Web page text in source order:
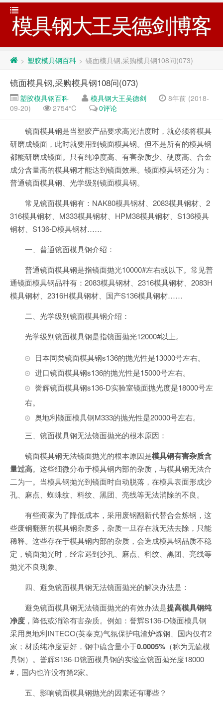
模具钢大王吴德剑博客
> 塑胶模具钢百科 > 镜面模具钢,采购模具钢108问(073)
镜面模具钢,采购模具钢108问(073)
塑胶模具钢百科 模具钢大王吴德剑
8年前 (2018-
09-20)
2754℃ 0评论
镜面模具钢是当塑胶产品要求高光洁度时，就必须将模具
研磨成镜面，此时就要用到镜面模具钢。但不是所有的模具钢
都能研磨成镜面。只有纯净度高、有害杂质少、硬度高、合金
成分含量高的模具钢才能达到镜面效果。镜面模具钢还分为：
普通镜面模具钢、光学级别镜面模具钢。
常见镜面模具钢有：NAK80模具钢材、2083模具钢材、2
316模具钢材、M333模具钢材、HPM38模具钢材、S136模具
钢材、S136-D模具钢材……
一、普通镜面模具钢介绍：
普通镜面模具钢是指镜面抛光10000#左右或以下。常见普
通镜面模具钢品种有：2083模具钢材、2316模具钢材、2083H
模具钢材、2316H模具钢材、国产S136模具钢材……
二、光学级别镜面模具钢介绍：
光学级别镜面模具钢是指镜面抛光12000#以上。
日本同类镜面模具钢s136的抛光性是13000号左右。
进口镜面模具钢s136的抛光性是15000号左右。
誉辉镜面模具钢s136-D实验室镜面抛光度是18000号左
右。
奥地利镜面模具钢M333的抛光性是20000号左右。
三、镜面模具钢无法镜面抛光的根本原因：
镜面模具钢无法镜面抛光的根本原因是模具钢有害杂质含
量过高。这些细微分布于模具钢内部的杂质，与模具钢无法合
二为一。当模具钢抛光到镜面时自动脱落，在模具表面形成沙
孔、麻点、蜘蛛纹、料纹、黑团、亮线等无法消除的不良。
有些商家为了降低成本，采用废钢翻新代替合金炼钢，这
些废钢翻新的模具钢杂质多，杂质一旦存在就无法去除，只能
稀释。这些存在于模具钢内部的杂质，会造成模具钢品质不稳
定，镜面抛光时，经常遇到沙孔、麻点、料纹、黑团、亮线等
抛光不良现象。
四、避免镜面模具钢无法镜面抛光的解决办法是：
避免镜面模具钢无法镜面抛光的有效办法是提高模具钢纯
净度 ，降低或消除有害杂质。例如：誉辉S136-D镜面模具钢
采用奥地利INTECO(英泰克)气氛保护电渣炉炼钢、国内仅有2
家；材质纯净度更好，钢中硫含量小于0.0005% （称为无硫模
具钢）。誉辉S136-D镜面模具钢的实验室镜面抛光度18000
#，国内也许没有第2家。
五、影响镜面模具钢抛光的因素还有哪些？